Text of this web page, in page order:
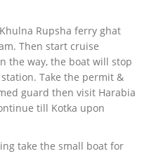
Rupsha ferry ghat
Then start cruise
the way, the boat will stop
Take the permit &
guard then visit Harabia
till Kotka upon
take the small boat for